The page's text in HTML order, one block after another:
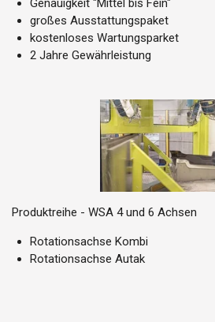
Genauigkeit "Mittel bis Fein"
großes Ausstattungspaket
kostenloses Wartungsparket
2 Jahre Gewährleistung
Produktreihe - WSA 4 und 6 Achsen
Rotationsachse Kombi
Rotationsachse Autak